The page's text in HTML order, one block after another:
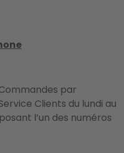
par
Clients du lundi au
l’un des numéros